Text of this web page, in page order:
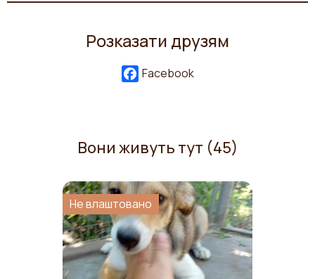
Розказати друзям
Facebook
Вони живуть тут (45)
Не влаштовано